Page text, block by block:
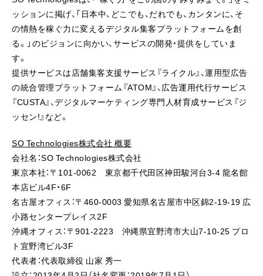
ッションに掲げ、「日本中、どこでも、だれでも、カンタンに、そ
の情熱を稼ぐ力に変えるデジタル集客プラットフォームを創
る。」のビジョンに向かい、サービスの開発・提供をしていま
す。
提供サービスは店舗集客支援サービス『ライクル』、運用型広告
の統合管理プラットフォーム『ATOM』、広告運用代行サービス
『CUSTA』、デジタルマーケティング専門人材育成サービス『ジ
ッセン!』など。
SO Technologies株式会社 概要
会社名：SO Technologies株式会社
東京本社：〒101-0062 東京都千代田区神田駿河台3-4 龍名館
本店ビル4F・6F
名古屋オフィス：〒460-0003 愛知県名古屋市中区錦2-19-19 広
小路センタープレイス2F
沖縄オフィス：〒901-2223 沖縄県宜野湾市大山7-10-25 プロ
ト宜野湾ビル3F
代表者：代表取締役 山家 秀一